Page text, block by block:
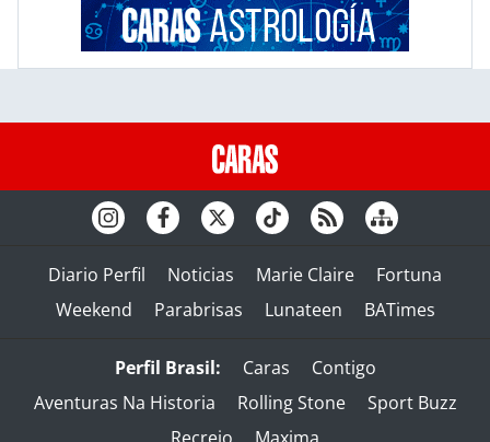
Diario Perfil Noticias Marie Claire
Fortuna
Weekend
Parabrisas Lunateen BATimes
Perfil Brasil: Caras
Contigo
Aventuras Na Historia
Rolling Stone
Sport Buzz